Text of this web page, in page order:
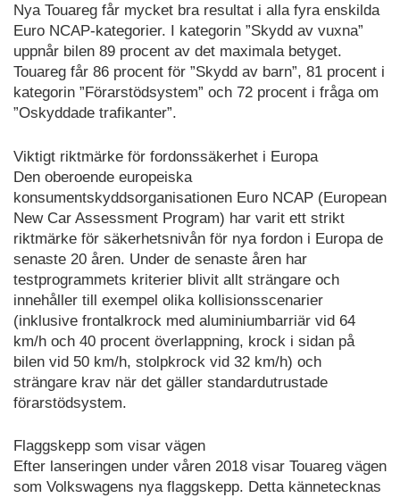
Nya Touareg får mycket bra resultat i alla fyra enskilda
Euro NCAP-kategorier. I kategorin ”Skydd av vuxna”
uppnår bilen 89 procent av det maximala betyget.
Touareg får 86 procent för ”Skydd av barn”, 81 procent i
kategorin ”Förarstödsystem” och 72 procent i fråga om
”Oskyddade trafikanter”.
Viktigt riktmärke för fordonssäkerhet i Europa
Den oberoende europeiska
konsumentskyddsorganisationen Euro NCAP (European
New Car Assessment Program) har varit ett strikt
riktmärke för säkerhetsnivån för nya fordon i Europa de
senaste 20 åren. Under de senaste åren har
testprogrammets kriterier blivit allt strängare och
innehåller till exempel olika kollisionsscenarier
(inklusive frontalkrock med aluminiumbarriär vid 64
km/h och 40 procent överlappning, krock i sidan på
bilen vid 50 km/h, stolpkrock vid 32 km/h) och
strängare krav när det gäller standardutrustade
förarstödsystem.
Flaggskepp som visar vägen
Efter lanseringen under våren 2018 visar Touareg vägen
som Volkswagens nya flaggskepp. Detta kännetecknas